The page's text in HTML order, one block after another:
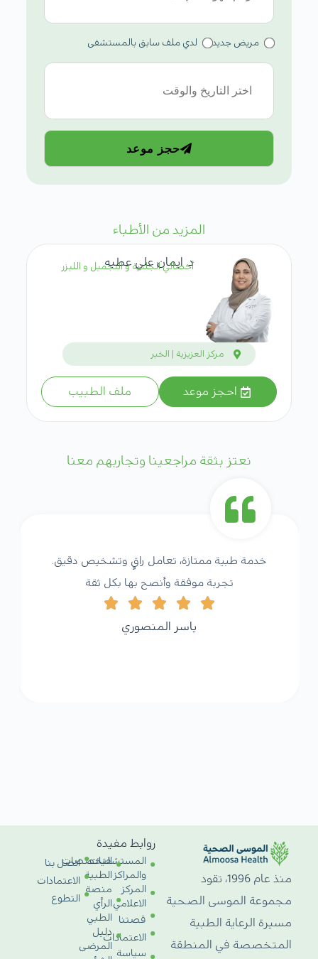
مريض جديد لدي ملف سابق بالمستشفى
حجز موعد
المزيد من الأطباء
د. ايمان علي عطيه
أخصائي الجلدية و التجميل و الليزر
مركز العزيزية | الخبر
احجز موعد ملف الطبيب
نعتز بثقة مراجعينا وتجاربهم معنا
خدمة طبية ممتازة، تعامل راقٍ وتشخيص دقيق.
تجربة موفقة وأنصح بها بكل ثقة
ياسر المنصوري
منذ عام 1996، تقود
مجموعة الموسى الصحية
مسيرة الرعاية الطبية
المتخصصة في المنطقة
روابط مفيدة
المستشفيات
والمراكز
المركز
الاعلامي
قصتنا
الاعتمادات
سياسة
التخصصات
الطبية
منصة
الرأي
الطبي
دليل
المرضى
اتصل بنا
الاعتمادات
التطوع